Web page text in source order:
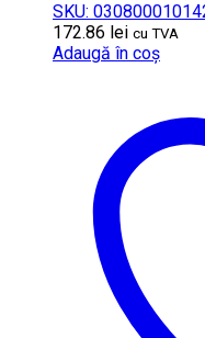
SKU:
172.86 lei cu TVA
Adaugă în coș